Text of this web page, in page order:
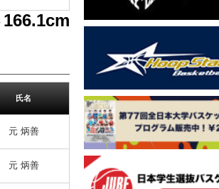
166.1cm
氏名
元 炳善
元 炳善